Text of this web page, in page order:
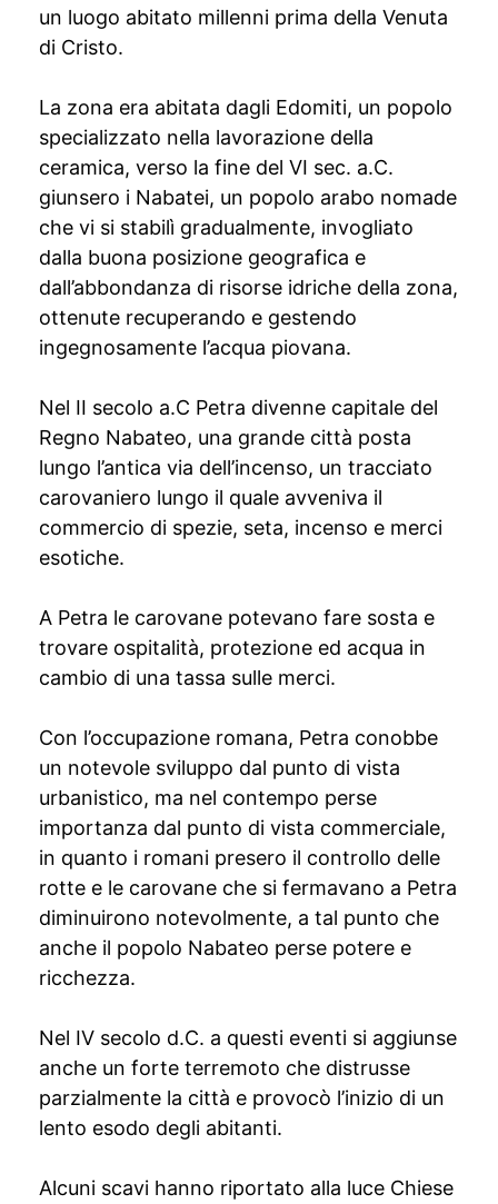
un luogo abitato millenni prima della Venuta
di Cristo.
La zona era abitata dagli Edomiti, un popolo
specializzato nella lavorazione della
ceramica, verso la fine del VI sec. a.C.
giunsero i Nabatei, un popolo arabo nomade
che vi si stabilì gradualmente, invogliato
dalla buona posizione geografica e
dall’abbondanza di risorse idriche della zona,
ottenute recuperando e gestendo
ingegnosamente l’acqua piovana.
Nel II secolo a.C Petra divenne capitale del
Regno Nabateo, una grande città posta
lungo l’antica via dell’incenso, un tracciato
carovaniero lungo il quale avveniva il
commercio di spezie, seta, incenso e merci
esotiche.
A Petra le carovane potevano fare sosta e
trovare ospitalità, protezione ed acqua in
cambio di una tassa sulle merci.
Con l’occupazione romana, Petra conobbe
un notevole sviluppo dal punto di vista
urbanistico, ma nel contempo perse
importanza dal punto di vista commerciale,
in quanto i romani presero il controllo delle
rotte e le carovane che si fermavano a Petra
diminuirono notevolmente, a tal punto che
anche il popolo Nabateo perse potere e
ricchezza.
Nel IV secolo d.C. a questi eventi si aggiunse
anche un forte terremoto che distrusse
parzialmente la città e provocò l’inizio di un
lento esodo degli abitanti.
Alcuni scavi hanno riportato alla luce Chiese